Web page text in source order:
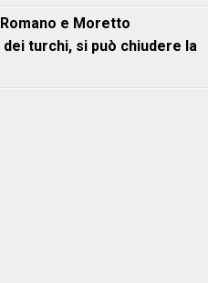
e Moretto
turchi, si può chiudere la